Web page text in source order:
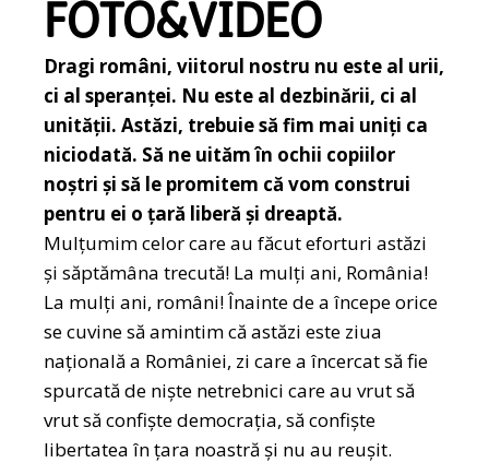
FOTO&VIDEO
Dragi români, viitorul nostru nu este al urii,
ci al speranței. Nu este al dezbinării, ci al
unității. Astăzi, trebuie să fim mai uniți ca
niciodată. Să ne uităm în ochii copiilor
noștri și să le promitem că vom construi
pentru ei o țară liberă și dreaptă.
Mulțumim celor care au făcut eforturi astăzi
și săptămâna trecută! La mulți ani, România!
La mulți ani, români! Înainte de a începe orice
se cuvine să amintim că astăzi este ziua
națională a României, zi care a încercat să fie
spurcată de niște netrebnici care au vrut să
vrut să confiște democrația, să confiște
libertatea în țara noastră și nu au reușit.